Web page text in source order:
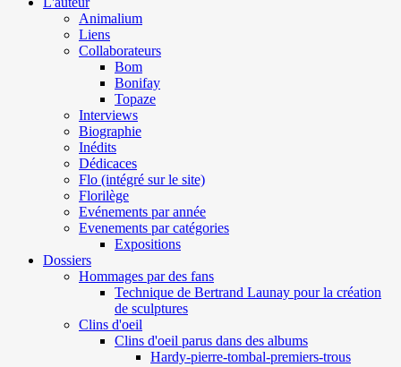
Animalium
Liens
Collaborateurs
Bom
Bonifay
Topaze
Interviews
Biographie
Inédits
Dédicaces
Flo (intégré sur le site)
Florilège
Evénements par année
Evenements par catégories
Expositions
Dossiers
Hommages par des fans
Technique de Bertrand Launay pour la création
de sculptures
Clins d'oeil
Clins d'oeil parus dans des albums
Hardy-pierre-tombal-premiers-trous